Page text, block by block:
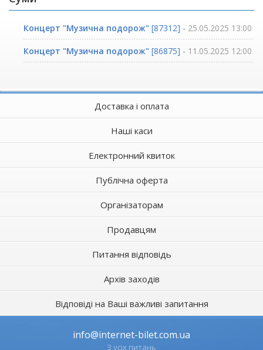
Концерт "Музична подорож" [87312] - 25.05.2025 13:00
Концерт "Музична подорож" [86875] - 11.05.2025 12:00
Доставка і оплата
Наші каси
Електронний квиток
Публічна оферта
Організаторам
Продавцям
Питання відповідь
Архів заходів
Відповіді на Ваші важливі запитання
info@internet-bilet.com.ua
З усіх питань